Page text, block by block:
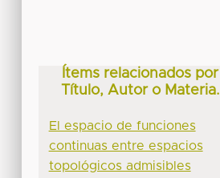
Ítems relacionados por
Título, Autor o Materia.
El espacio de funciones
continuas entre espacios
topológicos admisibles